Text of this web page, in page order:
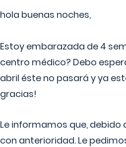
hola buenas noches,
Estoy embarazada de 4
centro médico? Debo
abril éste no pasará y ya
gracias!
Le informamos que,
con anterioridad. Le